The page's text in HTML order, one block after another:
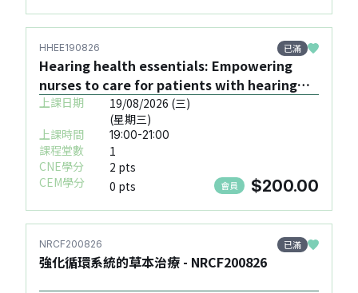
HHEE190826 已滿
Hearing health essentials: Empowering
nurses to care for patients with hearing
loss - HHEE190826
上課日期
19/08/2026 (三)
(星期三)
上課時間
19:00-21:00
課程堂數
1
CNE學分
2 pts
CEM學分
0 pts 會員 $200.00
NRCF200826 已滿
強化循環系統的草本治療 - NRCF200826